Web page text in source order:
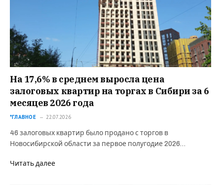
На 17,6% в среднем выросла цена
залоговых квартир на торгах в Сибири за 6
месяцев 2026 года
*ГЛАВНОЕ 22.07.2026
46 залоговых квартир было продано с торгов в
Новосибирской области за первое полугодие 2026…
Читать далее